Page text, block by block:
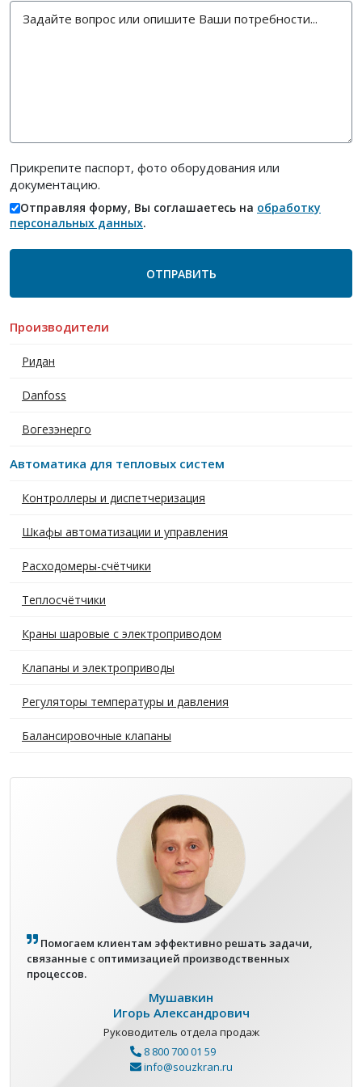
Производители
Ридан
Danfoss
Вогезэнерго
Автоматика для тепловых систем
Контроллеры и диспетчеризация
Шкафы автоматизации и управления
Расходомеры-счётчики
Теплосчётчики
Краны шаровые с электроприводом
Клапаны и электроприводы
Регуляторы температуры и давления
Балансировочные клапаны
Помогаем клиентам эффективно решать задачи,
связанные с оптимизацией производственных
процессов.
Мушавкин
Игорь Александрович
Руководитель отдела продаж
8 800 700 01 59
info@souzkran.ru
Прикрепите паспорт, фото оборудования или
документацию.
Отправляя форму, Вы соглашаетесь на обработку
персональных данных.